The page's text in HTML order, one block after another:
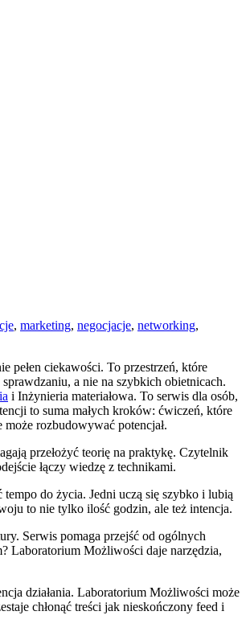
, marketing, negocjacje, networking,
pełen ciekawości. To przestrzeń, które
a nie na szybkich obietnicach.
i Inżynieria materiałowa. To serwis dla osób,
to suma małych kroków: ćwiczeń, które
rozbudowywać potencjał.
przełożyć teorię na praktykę. Czytelnik
łączy wiedzę z technikami.
do życia. Jedni uczą się szybko i lubią
to nie tylko ilość godzin, ale też intencja.
Serwis pomaga przejść od ogólnych
Laboratorium Możliwości daje narzędzia,
działania. Laboratorium Możliwości może
chłonąć treści jak nieskończony feed i